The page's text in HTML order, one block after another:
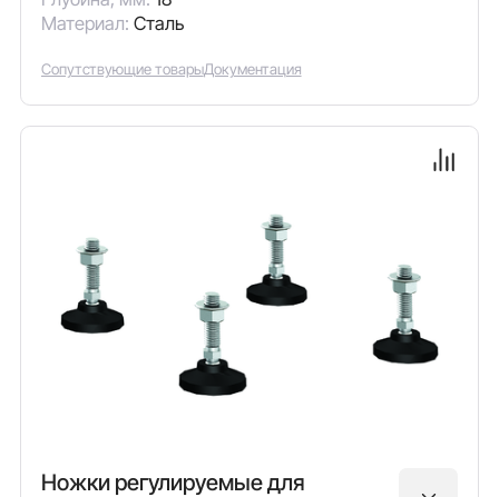
Материал: Сталь
Сопутствующие товарыДокументация
Ножки регулируемые для